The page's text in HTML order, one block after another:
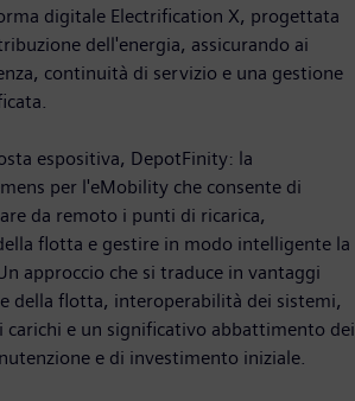
digitale Electrification X, progettata
dell'energia, assicurando ai
continuità di servizio e una gestione
espositiva, DepotFinity: la
per l'eMobility che consente di
da remoto i punti di ricarica,
flotta e gestire in modo intelligente la
approccio che si traduce in vantaggi
della flotta, interoperabilità dei sistemi,
carichi e un significativo abbattimento dei
e di investimento iniziale.